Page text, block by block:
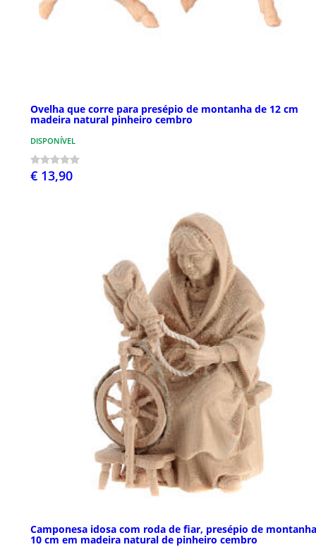
Ovelha que corre para presépio de montanha de 12 cm
madeira natural pinheiro cembro
DISPONÍVEL
€ 13,90
Camponesa idosa com roda de fiar, presépio de
10 cm em madeira natural de pinheiro cembro